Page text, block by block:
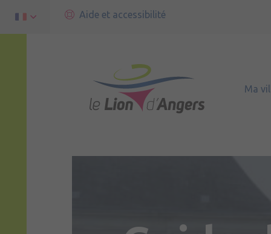
Aide et accessibilité
Ma